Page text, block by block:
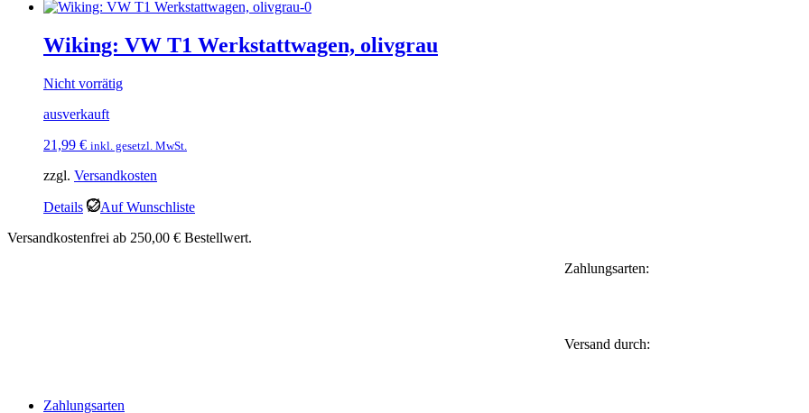
Wiking: VW T1 Werkstattwagen, olivgrau
Nicht vorrätig
ausverkauft
21,99 € inkl. gesetzl. MwSt.
zzgl. Versandkosten
Details
Auf Wunschliste
Versandkostenfrei ab 250,00 € Bestellwert.
Zahlungsarten:
Versand durch:
Zahlungsarten